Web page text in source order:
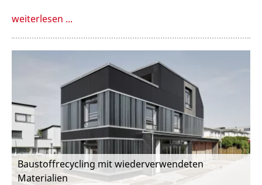
weiterlesen ...
Baustoffrecycling mit wiederverwendeten
Materialien